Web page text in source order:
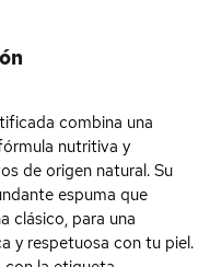
combina una
nutritiva y
de origen natural. Su
espuma que
clásico, para una
y respetuosa con tu piel.